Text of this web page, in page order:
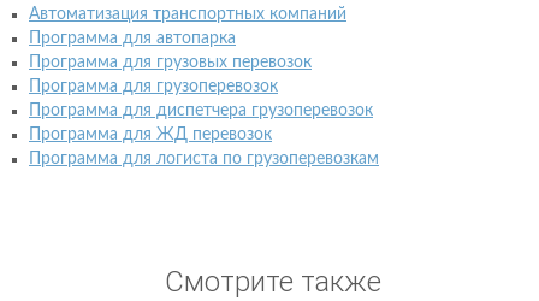
Автоматизация транспортных компаний
Программа для автопарка
Программа для грузовых перевозок
Программа для грузоперевозок
Программа для диспетчера грузоперевозок
Программа для ЖД перевозок
Программа для логиста по грузоперевозкам
Смотрите также